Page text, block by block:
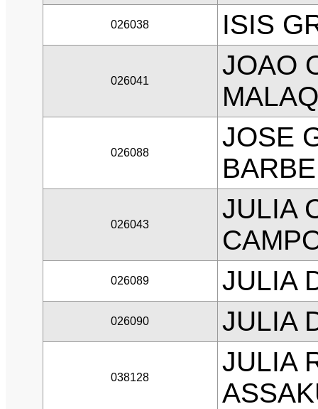
026038 ISIS
026041
JOAO
026088
JOSE
026043
JULIA
026089 JULIA
026090 JULIA
038128
JULIA